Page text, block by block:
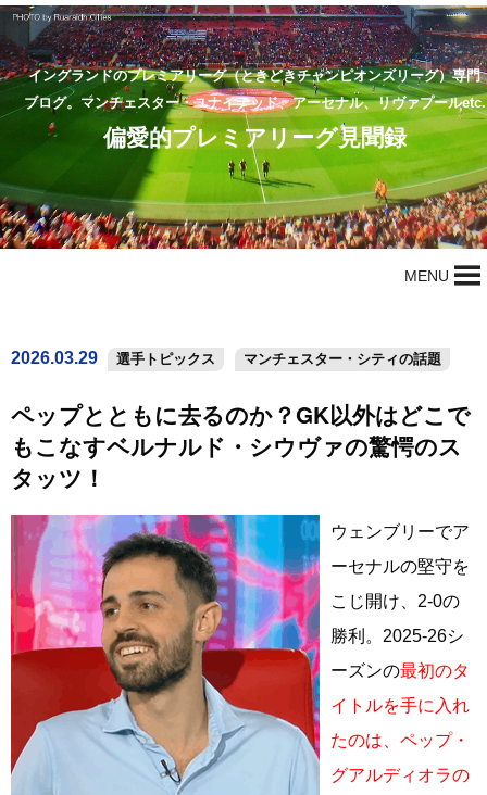
イングランドのプレミアリーグ（ときどきチャンピオンズリーグ）専門
ブログ。マンチェスター・ユナイテッド、アーセナル、リヴァプールetc.
偏愛的プレミアリーグ見聞録
MENU
2026.03.29 選手トピックス マンチェスター・シティの話題
ペップとともに去るのか？GK以外はどこで
もこなすベルナルド・シウヴァの驚愕のス
タッツ！
ウェンブリーでア
ーセナルの堅守を
こじ開け、2-0の
勝利。2025-26シ
ーズンの最初のタ
イトルを手に入れ
たのは、ペップ・
グアルディオラの